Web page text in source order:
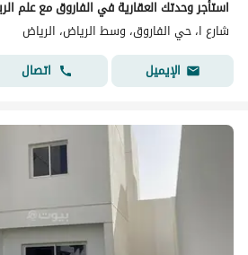
استأجر وحدتك العقارية في الفاروق مع علم
شارع ا، حي الفاروق، وسط الرياض، الرياض
الإيميل
اتصال